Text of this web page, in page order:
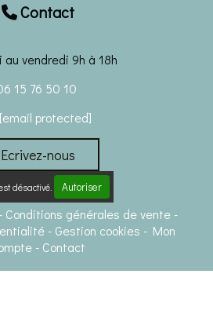
Contact
vendredi 9h à 18h
15 76 50 10
[email protected]
Ecrivez-nous
désactivé. Autoriser
Conditions générales de vente
Gestion cookies
Mon
Contact